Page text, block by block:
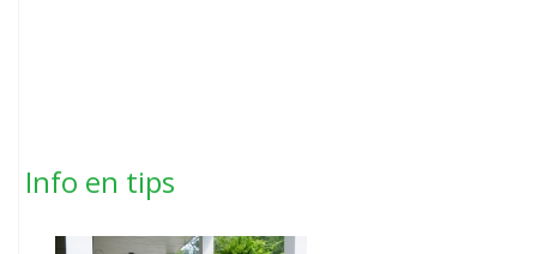
Info en tips